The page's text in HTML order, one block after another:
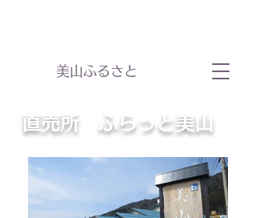
​美山ふるさと
直売所​​ ふらっと美山